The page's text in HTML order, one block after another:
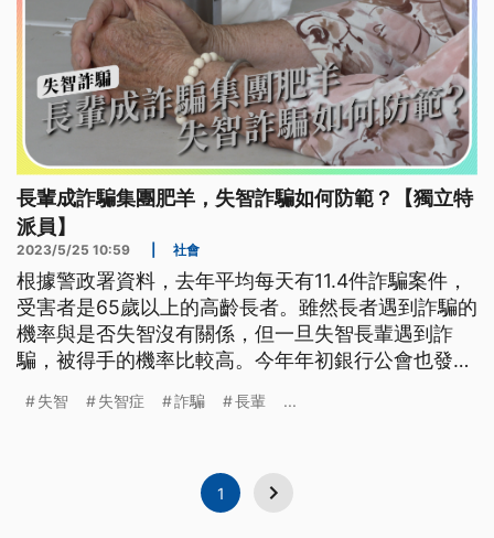
長輩成詐騙集團肥羊，失智詐騙如何防範？【獨立特
派員】
2023/5/25 10:59 社會
根據警政署資料，去年平均每天有11.4件詐騙案件，
受害者是65歲以上的高齡長者。雖然長者遇到詐騙的
機率與是否失智沒有關係，但一旦失智長輩遇到詐
騙，被得手的機率比較高。今年年初銀行公會也發布
友善、安全的金融環境。
失智 失智症 詐騙 長輩 ...
1